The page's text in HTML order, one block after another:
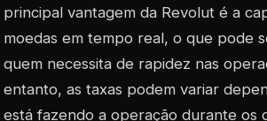
principal vantagem da Revolut é a
moedas em tempo real, o que pode
quem necessita de rapidez nas
entanto, as taxas podem variar
está fazendo a operação durante os